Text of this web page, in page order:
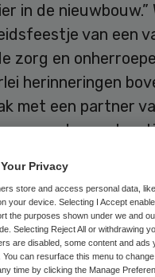
in de
van een
zorg en
herinneringen
met een partner
van de
die de
zo goed kan
toch wel een stuk
hoor”, antwoordt ze
“Het ziet er wel
Privacy
store and access personal data,
your device. Selecting I Accept
the purposes shown under we and
Selecting Reject All or withdrawing
are disabled, some content and ads
You can resurface this menu to
time by clicking the Manage